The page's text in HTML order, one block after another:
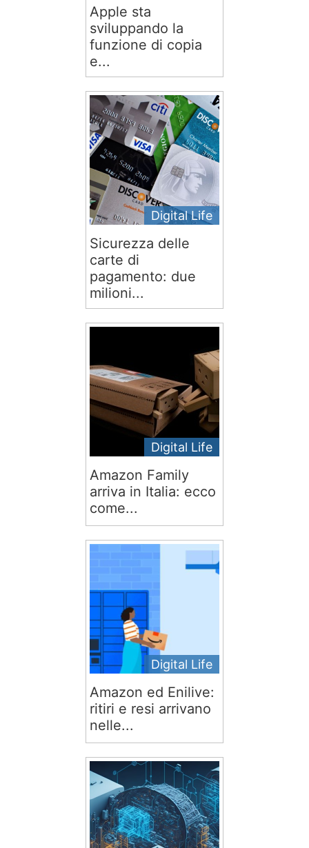
Apple sta
sviluppando la
funzione di copia
e...
Digital Life
Sicurezza delle
carte di
pagamento: due
milioni...
Digital Life
Amazon Family
arriva in Italia: ecco
come...
Digital Life
Amazon ed Enilive:
ritiri e resi arrivano
nelle...